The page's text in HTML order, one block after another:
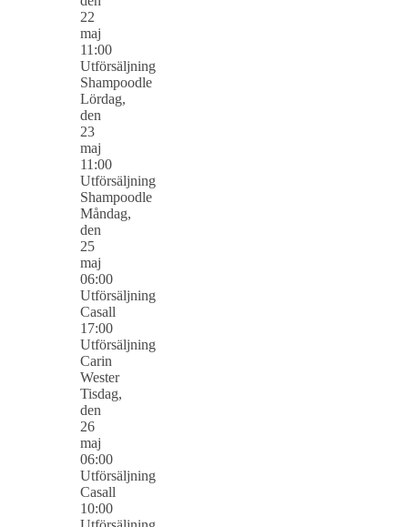
22
maj
11:00
Utförsäljning
Shampoodle
Lördag,
den
23
maj
11:00
Utförsäljning
Shampoodle
Måndag,
den
25
maj
06:00
Utförsäljning
Casall
17:00
Utförsäljning
Carin
Wester
Tisdag,
den
26
maj
06:00
Utförsäljning
Casall
10:00